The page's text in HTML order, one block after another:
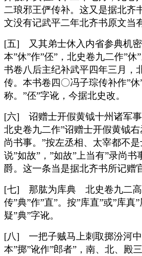
二琅邪王俨传补。这又是据北齐
文没有记武平二年北齐书原文当
[五] 又其弟士休入内省参典机
本”休”作”伾”，北史卷九二作”休
书卷八后主纪补武平四年三月，
传。本书卷四〇冯子琮传补作”
称。”伾”字讹，今据北史改。
[六] 诏赠士开假黄钺十州诸军
北史卷九二作”诏赠士开假黄钺
尚书事。”按左丞相、太宰都不
说”如故”，”如故”上当有”录尚书
爵。这一条当是据北齐书所记赠
[七] 那肱为库典 北史卷九二高
传”典”作”直”。按”库直”或”库真”
疑”典”字讹。
[八] 一把子贼马上刺取掷汾河
本”掷”讹作”郎者”，南、北、殿